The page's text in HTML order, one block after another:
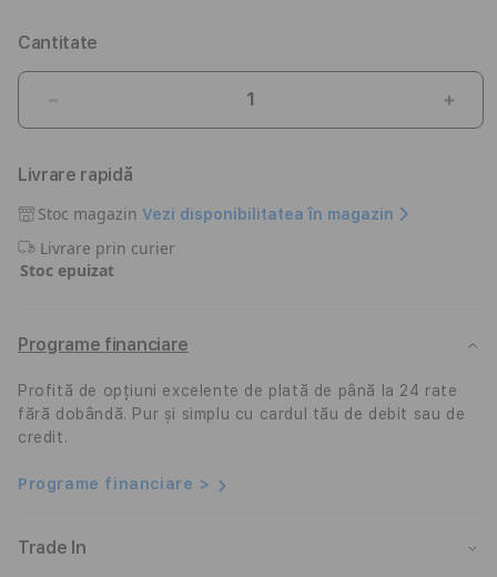
Cantitate
cantitatea
Breloc
pentru
AirTag,
Silicon,
Livrare rapidă
Stoc magazin Vezi disponibilitatea în magazin
Livrare prin curier
Stoc epuizat
Programe financiare
Profită de opțiuni excelente de plată de până la 24 rate
fără dobândă. Pur și simplu cu cardul tău de debit sau de
credit.
Programe financiare >
Trade In